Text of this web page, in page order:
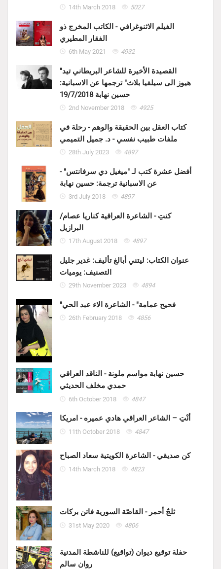
14th March 2018 5027
الفيلم الاثنوغرافي - الكاتب المخرج ذو
الفقار المطيري
6th May 2021 4932
"القصيدة الأخيرة للشاعر البريطاني تيد
هيوز الى سيلفيا بلاث" ترجمها عن الاسبانية:
حسين نهابة 19/7/2018
2nd November 2018 4925
كتاب العقل بين الحقيقة والوهم - رحلة في
ملفات طبيب نفسي - د. جميل التميمي
28th July 2023 4897
أفضل عشرة كتب لـ "ميغيل دي سرفانتس" -
عن الاسبانية ترجمة: حسين نهابة
3rd July 2018 4897
كنتِ - الشاعرة العراقية كناريا عصام/
البرازيل
17th August 2018 4897
عنوان الكتاب: ليتني أبالغ تأليف: غدير جليل
التصنيف: يوميات
29th November 2023 4894
"فحيح عمامة" - الشاعرة الاء عبد الحي
26th February 2018 4856
حسين نهابة مواسم ملونة - الناقد العراقي
حمدي مخلف الحديثي
6th October 2018 4847
أنْتِ – الشاعر العراقي هادي عميره - امريكا
11th October 2018 4847
كن صديقي - الشاعرة الكويتية سعاد الصباح
14th March 2018 4823
ثلجٌ أحمر - القاصّة السورية فاتن بركات
31st May 2020 4806
حفلة توقيع ديوان (تواقيع) للناشطة المدنية
روان سالم